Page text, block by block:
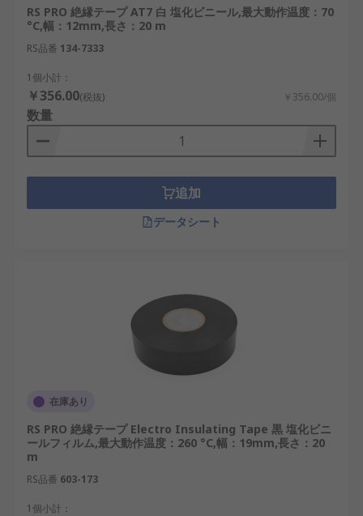
RS PRO 絶縁テープ AT7 白 塩化ビニール,最大動作温度：70
°C,幅：12mm,長さ：20 m
RS品番 134-7333
1個小計：
￥356.00(税抜) ￥356.00/個
数量
追加
データシート
在庫あり
RS PRO 絶縁テープ Electro Insulating Tape 黒 塩化ビニ
ールフィルム,最大動作温度：260 °C,幅：19mm,長さ：20
m
RS品番 603-173
1個小計：